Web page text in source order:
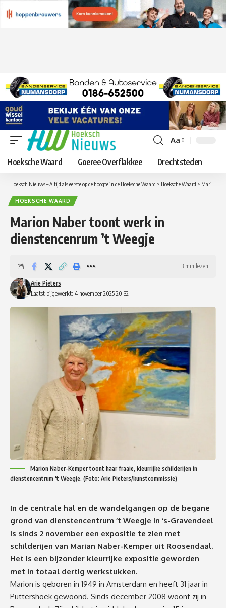
Lettergrootte
aanpassen
Aa
Hoeksche Waard Goeree Overflakkee Drechtsteden
Hoeksch Nieuws – Altijd als eerste op de hoogte in de Hoeksche Waard > Hoeksche Waard > Marion Naber toont werk in dienstencenrum ’t Weegje
HOEKSCHE WAARD
Marion Naber toont werk in
dienstencenrum ’t Weegje
Laatst bijgewerkt: 4 november 2025 20:32
Arie Pieters
3 min lezen
Marion Naber-Kemper toont haar fraaie, kleurrijke schilderijen in
dienstencentrum 't Weegje. (Foto: Arie Pieters/kunstcommissie)
In de centrale hal en de wandelgangen op de begane
grond van dienstencentrum ‘t Weegje in ‘s-Gravendeel
is sinds 2 november een expositie te zien met
schilderijen van Marian Naber-Kemper uit Roosendaal.
Het is een bijzonder kleurrijke expositie geworden
met in totaal dertig werkstukken.
Marion is geboren in 1949 in Amsterdam en heeft 31 jaar in
Puttershoek gewoond. Sinds december 2008 woont zij in